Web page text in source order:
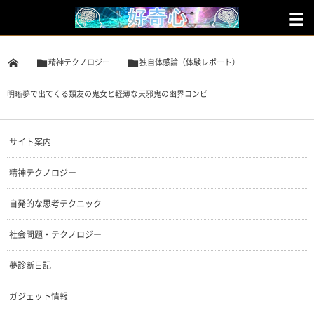
精神テクノロジー 独自体感論（体験レポート）
明晰夢で出てくる類友の鬼女と軽薄な天邪鬼の幽界コンビ
サイト案内
精神テクノロジー
自発的な思考テクニック
社会問題・テクノロジー
夢診断日記
ガジェット情報